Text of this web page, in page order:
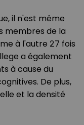
il n'est même
membres de la
à l'autre 27 fois
a également
à cause du
De plus,
et la densité